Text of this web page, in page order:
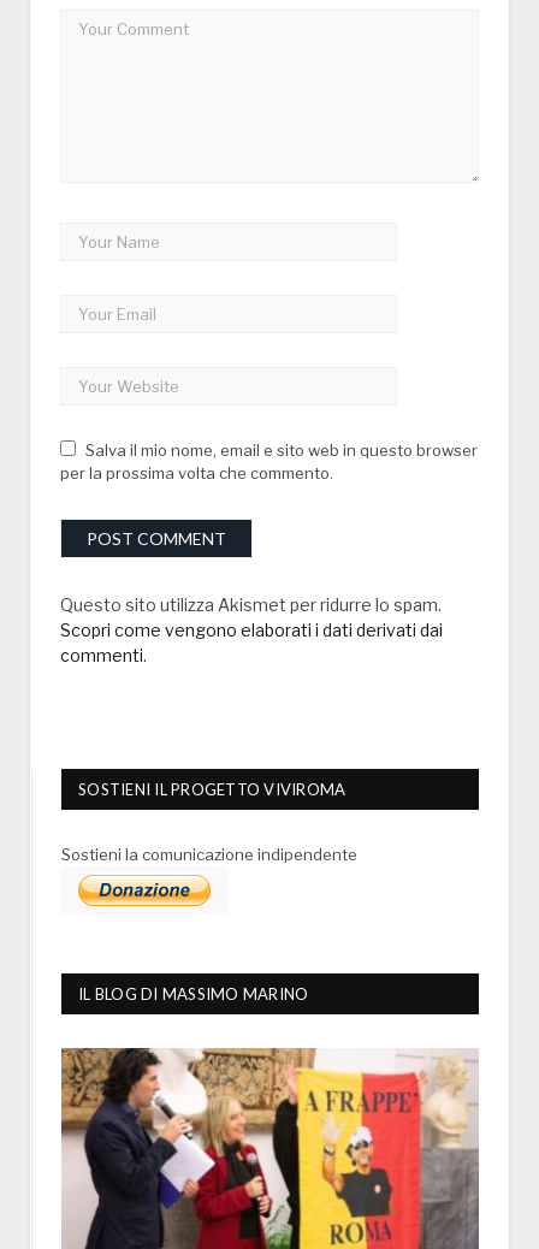
Salva il mio nome, email e sito web in questo browser
per la prossima volta che commento.
Questo sito utilizza Akismet per ridurre lo spam.
Scopri come vengono elaborati i dati derivati dai
commenti.
SOSTIENI IL PROGETTO VIVIROMA
Sostieni la comunicazione indipendente
IL BLOG DI MASSIMO MARINO